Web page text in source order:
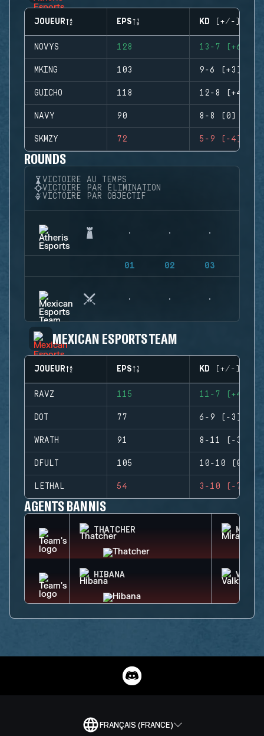
JOUEUR EPS KD (+/-)
NOVYS 128 13-7 (+6)
MKING 103 9-6 (+3)
GUICHO 118 12-8 (+4)
NAVY 90 8-8 (0)
SKMZY 72 5-9 (-4)
ROUNDS
VICTOIRE AU TEMPS
VICTOIRE PAR ÉLIMINATION
VICTOIRE PAR OBJECTIF
01 02 03
MEXICAN ESPORTS TEAM
JOUEUR EPS KD (+/-)
RAVZ 115 11-7 (+4)
DOT 77 6-9 (-3)
WRATH 91 8-11 (-3)
DFULT 105 10-10 (0)
LETHAL 54 3-10 (-7)
AGENTS BANNIS
THATCHER MIRA
HIBANA
FRANÇAIS (FRANCE)